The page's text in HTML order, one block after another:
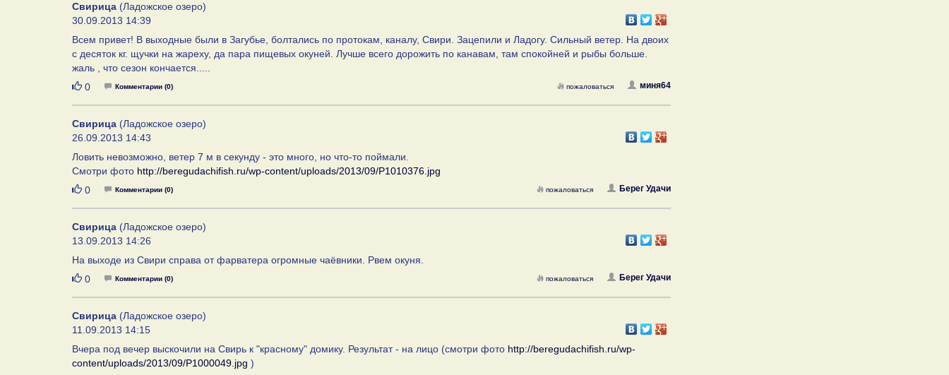
Свирица (Ладожское озеро)
30.09.2013 14:39
Всем привет! В выходные были в Загубье, болтались по протокам, каналу, Свири. Зацепили и Ладогу. Сильный ветер. На двоих
с десяток кг. щучки на жареху, да пара пищевых окуней. Лучше всего дорожить по канавам, там спокойней и рыбы больше.
жаль , что сезон кончается.....
Нравится
0 Комментарии (0) миня64
пожаловаться
Свирица (Ладожское озеро)
26.09.2013 14:43
Ловить невозможно, ветер 7 м в секунду - это много, но что-то поймали.
Смотри фото http://beregudachifish.ru/wp-content/uploads/2013/09/P1010376.jpg
Нравится
0 Комментарии (0) Берег Удачи
пожаловаться
Свирица (Ладожское озеро)
13.09.2013 14:26
На выходе из Свири справа от фарватера огромные чаёвники. Рвем окуня.
Нравится
0 Комментарии (0) Берег Удачи
пожаловаться
Свирица (Ладожское озеро)
11.09.2013 14:15
Вчера под вечер выскочили на Свирь к "красному" домику. Результат - на лицо (смотри фото http://beregudachifish.ru/wp-
content/uploads/2013/09/P1000049.jpg )